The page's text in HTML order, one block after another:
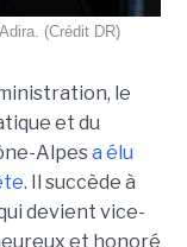
(Crédit DR)
le
et du
Alpesa élu
. Il succède à
devient vice-
et honoré